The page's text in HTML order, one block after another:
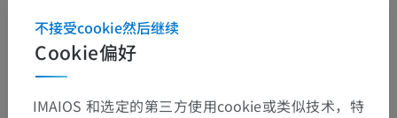
人体解剖学1
Cookie偏好
不接受cookie然后继续
IMAIOS 和选定的第三方使用cookie或类似技术，特